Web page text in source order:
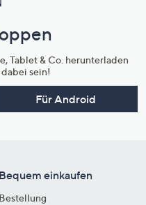
Tablet & Co. herunterladen
sein!
Für Android
Bequem einkaufen
Bestellung